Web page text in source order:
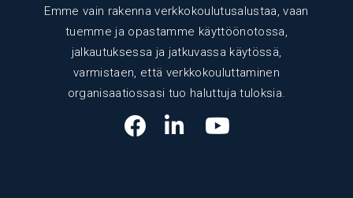
Emme vain rakenna verkkokoulutusalustaa, vaan
tuemme ja opastamme käyttöönotossa,
jalkautuksessa ja jatkuvassa käytössä,
varmistaen, että verkkokouluttaminen
organisaatiossasi tuo haluttuja tuloksia.